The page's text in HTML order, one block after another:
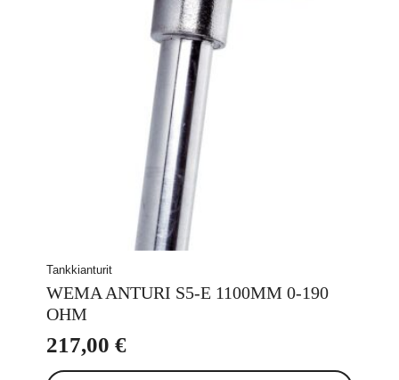
Tankkianturit
WEMA ANTURI S5-E 1100MM 0-190
OHM
217,00 €